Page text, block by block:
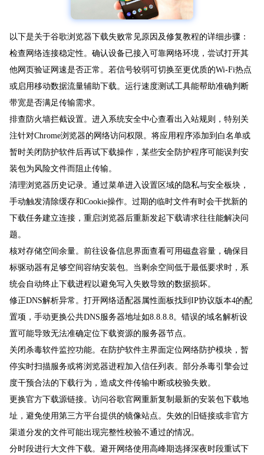
以下是关于谷歌浏览器下载失败常见原因及修复教程的详细步骤：
检查网络连接稳定性。确认设备已接入可靠网络环境，尝试打开其
他网页验证网速是否正常。若信号较弱可切换至更优质的Wi-Fi热点
或启用移动数据流量辅助下载。运行速度测试工具能帮助准确判断
带宽是否满足传输需求。
排查防火墙拦截设置。进入系统安全中心查看出入站规则，特别关
注针对Chrome浏览器的网络访问权限。将应用程序添加到白名单或
暂时关闭防护软件后再试下载操作，某些安全防护程序可能误判安
装包为风险文件而阻止传输。
清理浏览器历史记录。通过菜单进入设置区域的隐私与安全板块，
手动触发清除缓存和Cookie操作。过期的临时文件有时会干扰新的
下载任务建立连接，重启浏览器后重新发起下载请求往往能解决问
题。
核对存储空间余量。前往设备信息界面查看可用磁盘容量，确保目
标驱动器有足够空间容纳安装包。当剩余空间低于最低要求时，系
统会自动终止下载进程以避免写入失败导致的数据损坏。
修正DNS解析异常。打开网络适配器属性面板找到IP协议版本4的配
置项，手动更换公共DNS服务器地址如8.8.8.8。错误的域名解析设
置可能导致无法准确定位下载资源的服务器节点。
关闭杀毒软件监控功能。在防护软件主界面定位网络防护模块，暂
停实时扫描服务或将浏览器进程加入信任列表。部分杀毒引擎会过
度干预合法的下载行为，造成文件传输中断或校验失败。
更换官方下载源链接。访问谷歌官网重新复制最新的安装包下载地
址，避免使用第三方平台提供的镜像站点。失效的旧链接或非官方
渠道分发的文件可能出现完整性校验不通过的情况。
分时段进行大文件下载。避开网络使用高峰期选择深夜时段重试下